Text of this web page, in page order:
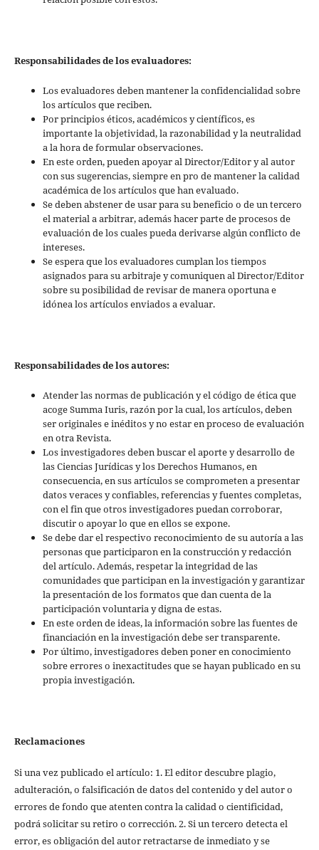
Responsabilidades de los evaluadores:
Los evaluadores deben mantener la confidencialidad sobre
los artículos que reciben.
Por principios éticos, académicos y científicos, es
importante la objetividad, la razonabilidad y la neutralidad
a la hora de formular observaciones.
En este orden, pueden apoyar al Director/Editor y al autor
con sus sugerencias, siempre en pro de mantener la calidad
académica de los artículos que han evaluado.
Se deben abstener de usar para su beneficio o de un tercero
el material a arbitrar, además hacer parte de procesos de
evaluación de los cuales pueda derivarse algún conflicto de
intereses.
Se espera que los evaluadores cumplan los tiempos
asignados para su arbitraje y comuniquen al Director/Editor
sobre su posibilidad de revisar de manera oportuna e
idónea los artículos enviados a evaluar.
Responsabilidades de los autores:
Atender las normas de publicación y el código de ética que
acoge Summa Iuris, razón por la cual, los artículos, deben
ser originales e inéditos y no estar en proceso de evaluación
en otra Revista.
Los investigadores deben buscar el aporte y desarrollo de
las Ciencias Jurídicas y los Derechos Humanos, en
consecuencia, en sus artículos se comprometen a presentar
datos veraces y confiables, referencias y fuentes completas,
con el fin que otros investigadores puedan corroborar,
discutir o apoyar lo que en ellos se expone.
Se debe dar el respectivo reconocimiento de su autoría a las
personas que participaron en la construcción y redacción
del artículo. Además, respetar la integridad de las
comunidades que participan en la investigación y garantizar
la presentación de los formatos que dan cuenta de la
participación voluntaria y digna de estas.
En este orden de ideas, la información sobre las fuentes de
financiación en la investigación debe ser transparente.
Por último, investigadores deben poner en conocimiento
sobre errores o inexactitudes que se hayan publicado en su
propia investigación.
Reclamaciones
Si una vez publicado el artículo: 1. El editor descubre plagio,
adulteración, o falsificación de datos del contenido y del autor o
errores de fondo que atenten contra la calidad o cientificidad,
podrá solicitar su retiro o corrección. 2. Si un tercero detecta el
error, es obligación del autor retractarse de inmediato y se